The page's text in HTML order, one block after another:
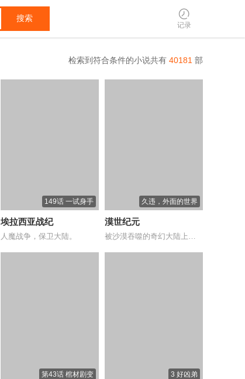
搜索
记录
检索到符合条件的小说共有 40181 部
149话 一试身手
埃拉西亚战纪
人魔战争，保卫大陆。
久违，外面的世界
漠世纪元
第43话 棺材剧变 3 好凶弟